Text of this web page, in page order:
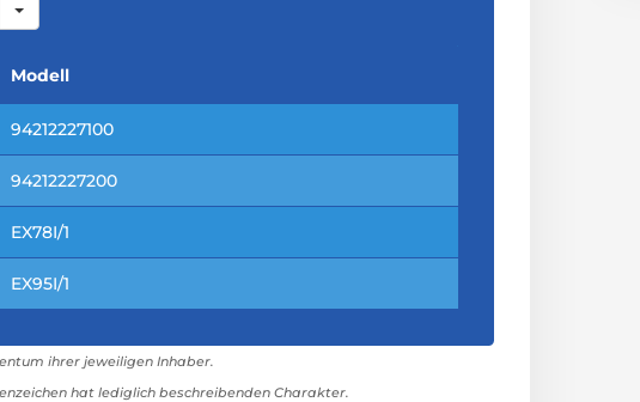
Modell
94212227100
94212227200
EX78I/1
EX95I/1
ihrer jeweiligen Inhaber.
hat lediglich beschreibenden Charakter.